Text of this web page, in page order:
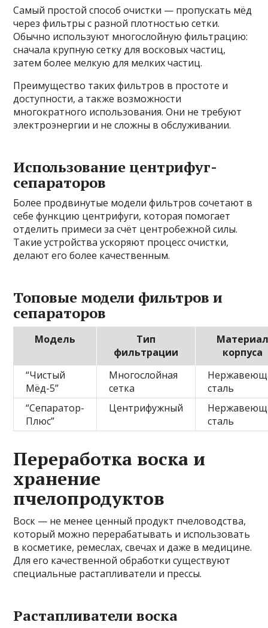
Самый простой способ очистки — пропускать мёд
через фильтры с разной плотностью сетки.
Обычно используют многослойную фильтрацию:
сначала крупную сетку для восковых частиц,
затем более мелкую для мелких частиц.
Преимущество таких фильтров в простоте и
доступности, а также возможности
многократного использования. Они не требуют
электроэнергии и не сложны в обслуживании.
Использование центрифуг-
сепараторов
Более продвинутые модели фильтров сочетают в
себе функцию центрифуги, которая помогает
отделить примеси за счёт центробежной силы.
Такие устройства ускоряют процесс очистки,
делают его более качественным.
Топовые модели фильтров и
сепараторов
Модель
Тип
фильтрации
корпуса
“Чистый
Мёд-5”
Многослойная
сетка
сталь
“Сепаратор-
Плюс”
Центрифужный
сталь
Переработка воска и
хранение
пчелопродуктов
Воск — не менее ценный продукт пчеловодства,
который можно перерабатывать и использовать
в косметике, ремеслах, свечах и даже в медицине.
Для его качественной обработки существуют
специальные растапливатели и прессы.
Растапливатели воска